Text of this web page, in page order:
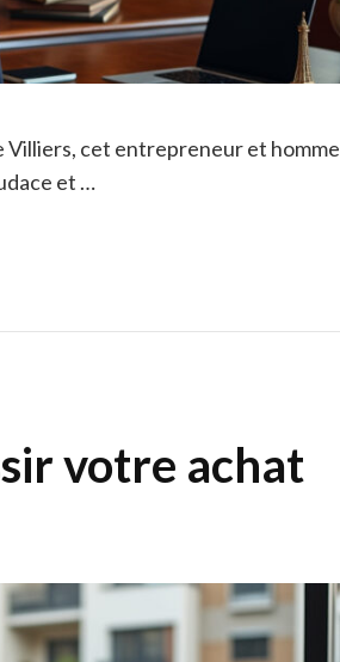
Villiers, cet entrepreneur et homme
et …
votre achat